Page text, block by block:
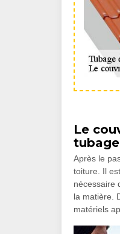
Le
Après le
toiture. Il
nécessaire
la matière.
matériels